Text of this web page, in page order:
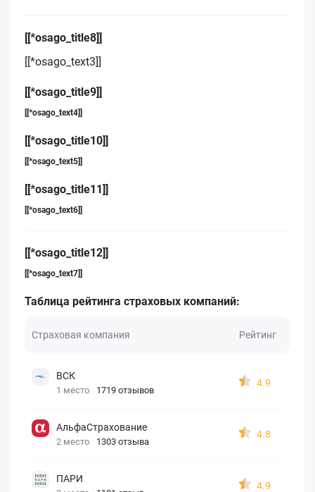
[[*osago_title8]]
[[*osago_text3]]
[[*osago_title9]]
[[*osago_text4]]
[[*osago_title10]]
[[*osago_text5]]
[[*osago_title11]]
[[*osago_text6]]
[[*osago_title12]]
[[*osago_text7]]
Таблица рейтинга страховых компаний:
Страховая компания Рейтинг
ВСК
1 место 1719 отзывов
4.9
АльфаСтрахование
2 место 1303 отзыва
4.8
ПАРИ
4.9